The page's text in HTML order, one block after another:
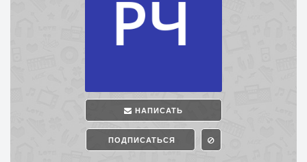
НАПИСАТЬ
ПОДПИСАТЬСЯ